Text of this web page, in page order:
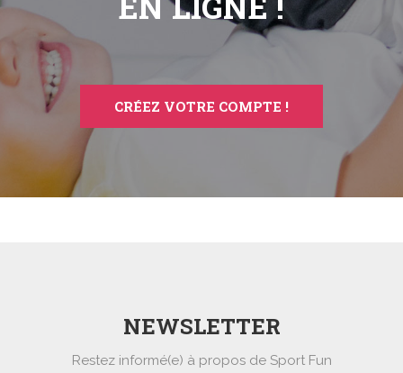
CRÉEZ VOTRE COMPTE !
NEWSLETTER
Restez informé(e) à propos de Sport Fun